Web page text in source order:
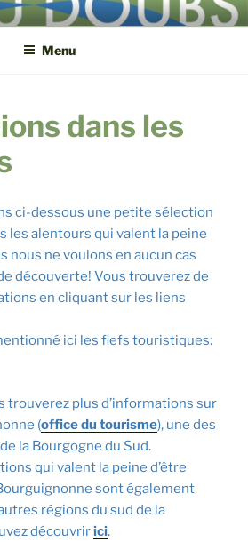
Lays-sur-le-Doubs ● +33 3 85 72 82 32
Menu
dans les
ci-dessous une petite sélection
les alentours qui valent la peine
nous ne voulons en aucun cas
découverte! Vous trouverez de
en cliquant sur les liens
ici les fiefs touristiques:
trouverez plus d’informations sur
(office du tourisme), une des
la Bourgogne du Sud.
qui valent la peine d’être
sont également
régions du sud de la
découvririci.